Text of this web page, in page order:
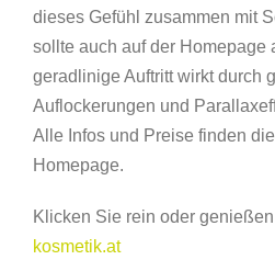
dieses Gefühl zusammen mit
sollte auch auf der Homepage
geradlinige Auftritt wirkt durch
Auflockerungen und
Alle Infos und Preise finden
Homepage.
Klicken Sie rein oder
kosmetik.at